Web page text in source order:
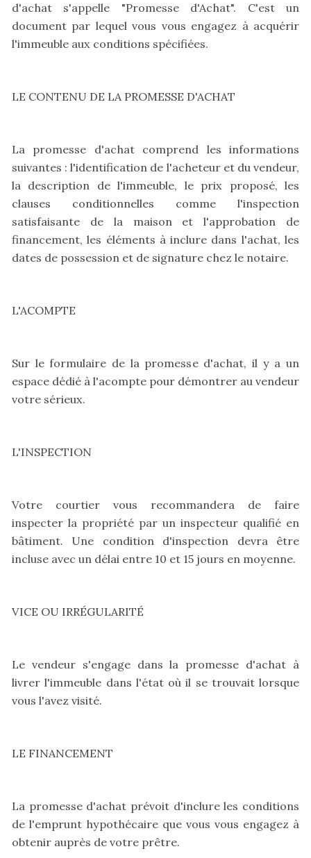
d'achat s'appelle "Promesse d'Achat". C'est un
document par lequel vous vous engagez à acquérir
l'immeuble aux conditions spécifiées.
LE CONTENU DE LA PROMESSE D'ACHAT
La promesse d'achat comprend les informations
suivantes : l'identification de l'acheteur et du vendeur,
la description de l'immeuble, le prix proposé, les
clauses conditionnelles comme l'inspection
satisfaisante de la maison et l'approbation de
financement, les éléments à inclure dans l'achat, les
dates de possession et de signature chez le notaire.
L'ACOMPTE
Sur le formulaire de la promesse d'achat, il y a un
espace dédié à l'acompte pour démontrer au vendeur
votre sérieux.
L'INSPECTION
Votre courtier vous recommandera de faire
inspecter la propriété par un inspecteur qualifié en
bâtiment. Une condition d'inspection devra être
incluse avec un délai entre 10 et 15 jours en moyenne.
VICE OU IRRÉGULARITÉ
Le vendeur s'engage dans la promesse d'achat à
livrer l'immeuble dans l'état où il se trouvait lorsque
vous l'avez visité.
LE FINANCEMENT
La promesse d'achat prévoit d'inclure les conditions
de l'emprunt hypothécaire que vous vous engagez à
obtenir auprès de votre prêtre.